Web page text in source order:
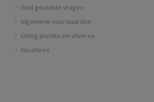
Veel gestelde vragen
Algemene voorwaarden
Uitleg punten verzilveren
Vacatures